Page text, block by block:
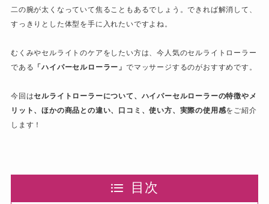
二の腕が太くなっていて焦ることもあるでしょう。できれば解消して、
すっきりとした体型を手に入れたいですよね。
むくみやセルライトのケアをしたい方は、今人気のセルライトローラー
である 「ハイパーセルローラー」でマッサージするのがおすすめです。
今回はセルライトローラーについて、ハイパーセルローラーの特徴やメ
リット、ほかの商品との違い、口コミ、使い方、実際の使用感をご紹介
します！
目次